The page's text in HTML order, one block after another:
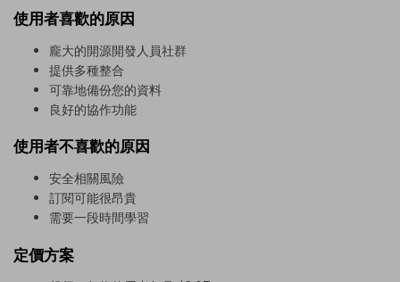
使用者喜歡的原因
龐大的開源開發人員社群
提供多種整合
可靠地備份您的資料
良好的協作功能
使用者不喜歡的原因
安全相關風險
訂閱可能很昂貴
需要一段時間學習
定價方案